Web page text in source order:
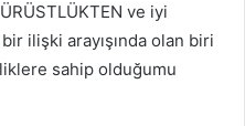
ve iyi
ilişki arayışında olan biri
sahip olduğumu